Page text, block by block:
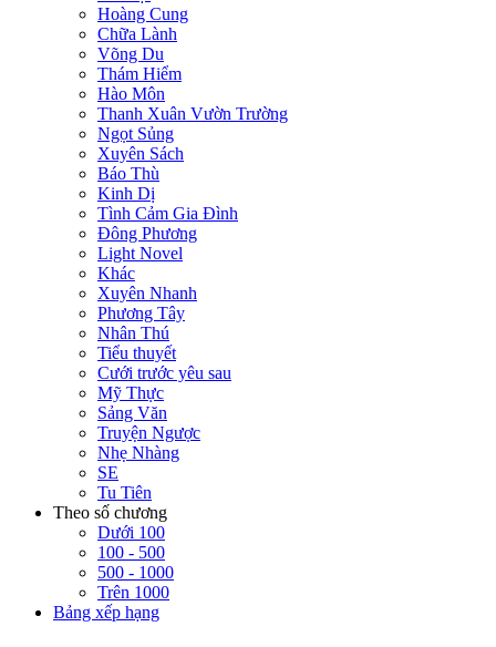
Hoàng Cung
Chữa Lành
Võng Du
Thám Hiểm
Hào Môn
Thanh Xuân Vườn Trường
Ngọt Sủng
Xuyên Sách
Báo Thù
Kinh Dị
Tình Cảm Gia Đình
Đông Phương
Light Novel
Khác
Xuyên Nhanh
Phương Tây
Nhân Thú
Tiểu thuyết
Cưới trước yêu sau
Mỹ Thực
Sảng Văn
Truyện Ngược
Nhẹ Nhàng
SE
Tu Tiên
Theo số chương
Dưới 100
100 - 500
500 - 1000
Trên 1000
Bảng xếp hạng